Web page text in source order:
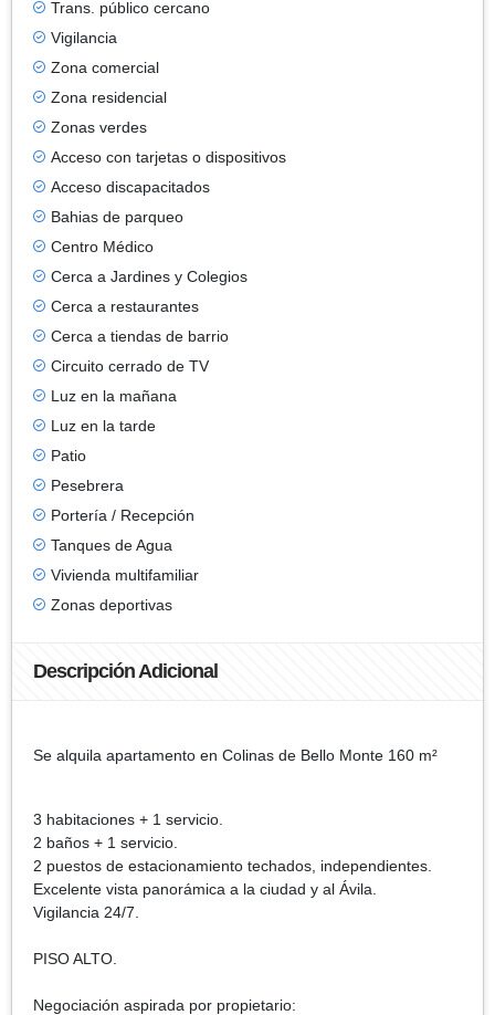
Trans. público cercano
Vigilancia
Zona comercial
Zona residencial
Zonas verdes
Acceso con tarjetas o dispositivos
Acceso discapacitados
Bahias de parqueo
Centro Médico
Cerca a Jardines y Colegios
Cerca a restaurantes
Cerca a tiendas de barrio
Circuito cerrado de TV
Luz en la mañana
Luz en la tarde
Patio
Pesebrera
Portería / Recepción
Tanques de Agua
Vivienda multifamiliar
Zonas deportivas
Descripción Adicional
Se alquila apartamento en Colinas de Bello Monte 160 m²
3 habitaciones + 1 servicio.
2 baños + 1 servicio.
2 puestos de estacionamiento techados, independientes.
Excelente vista panorámica a la ciudad y al Ávila.
Vigilancia 24/7.
PISO ALTO.
Negociación aspirada por propietario: